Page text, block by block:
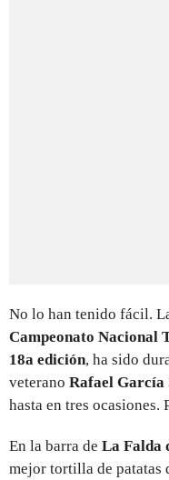
No lo han tenido fácil.
Campeonato Nacional
18a edición, ha sido
veterano Rafael García
hasta en tres ocasiones.
En la barra de La Falda
mejor tortilla de patatas